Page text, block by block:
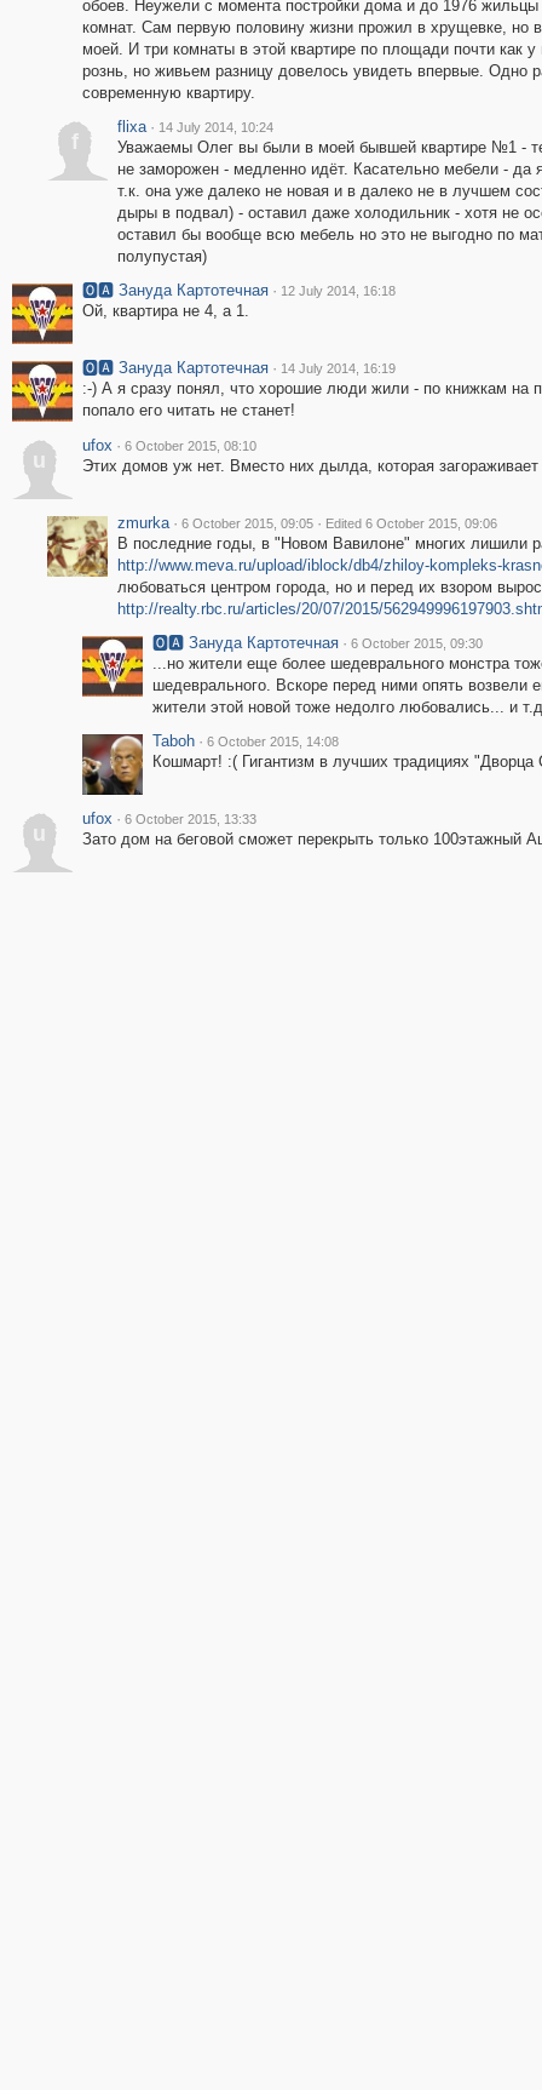
обоев. Неужели с момента постройки дома и до 1976
комнат. Сам первую половину жизни прожил в хрущевке, но
моей. И три комнаты в этой квартире по площади почти как
рознь, но живьем разницу довелось увидеть впервые. Одно
современную квартиру.
f
flixa · 14 July 2014, 10:24
Уважаемы Олег вы были в моей бывшей квартире №1 -
не заморожен - медленно идёт. Касательно мебели -
т.к. она уже далеко не новая и в далеко не в лучшем
дыры в подвал) - оставил даже холодильник - хотя не
оставил бы вообще всю мебель но это не выгодно по
полупустая)
🅾🅰 Зануда Картотечная · 12 July 2014, 16:18
Ой, квартира не 4, а 1.
🅾🅰 Зануда Картотечная · 14 July 2014, 16:19
:-) А я сразу понял, что хорошие люди жили - по книжкам на
попало его читать не станет!
u
ufox · 6 October 2015, 08:10
Этих домов уж нет. Вместо них дылда, которая
zmurka · 6 October 2015, 09:05 · Edited 6 October 2015, 09:06
В последние годы, в "Новом Вавилоне" многих лишили
http://www.meva.ru/upload/iblock/db4/zhiloy-kompleks-
любоваться центром города, но и перед их взором
http://realty.rbc.ru/articles/20/07/2015/
🅾🅰 Зануда Картотечная · 6 October 2015, 09:30
...но жители еще более шедеврального монстра
шедеврального. Вскоре перед ними опять
жители этой новой тоже недолго любовались... и
Taboh · 6 October 2015, 14:08
Кошмарт! :( Гигантизм в лучших традициях "Дворца
u
ufox · 6 October 2015, 13:33
Зато дом на беговой сможет перекрыть только 100этажный